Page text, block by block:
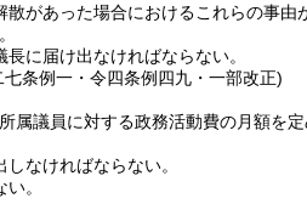
があった場合におけるこれらの事由
に届け出なければならない。
条例一・令四条例四九・一部改正)
議員に対する政務活動費の月額を
なければならない。
。